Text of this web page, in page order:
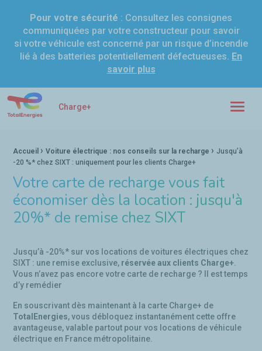
Pour votre sécurité : Consultez les consignes
communiquées par votre constructeur pour savoir
si votre véhicule est concerné par un risque d’incendie
lié à des batteries potentiellement défectueuses. En
savoir plus
Charge+ Voiture électrique : le guide pratique de la recharge
Charge+
Menu
Fil d'Ariane :
Accueil › Voiture électrique : nos conseils sur la recharge › Jusqu’à
-20 %* chez SIXT : uniquement pour les clients Charge+
Votre carte de recharge vous fait
économiser dès la location : jusqu'à
20%* de remise chez SIXT
Jusqu’à -20%* sur vos locations de voitures électriques chez
SIXT : une remise exclusive, réservée aux clients Charge+
Vous n’avez pas encore votre carte de recharge ? Il est temps
d’y remédier
En souscrivant dès maintenant à la carte Charge+ de
TotalEnergies, vous débloquez instantanément cette offre
avantageuse, valable partout pour vos locations de véhicule
électrique en France métropolitaine.